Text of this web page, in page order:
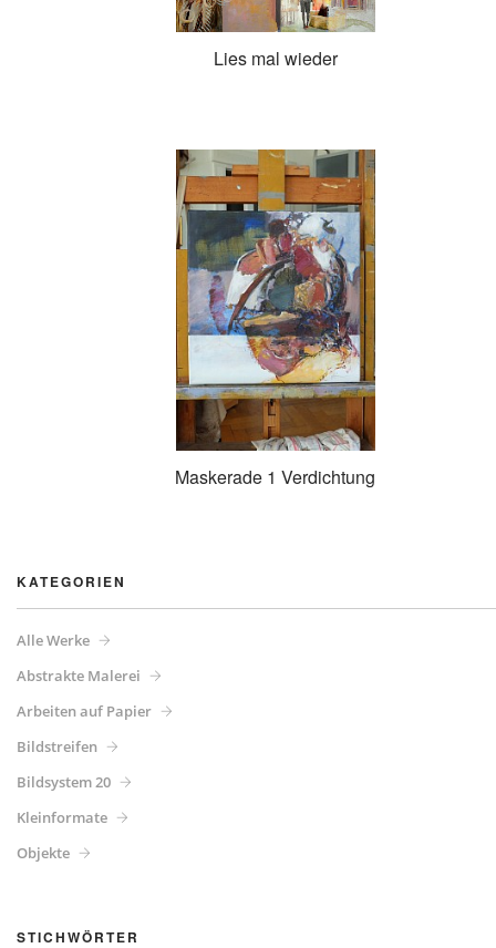
Lies mal wieder
Maskerade 1 Verdichtung
KATEGORIEN
Alle Werke
Abstrakte Malerei
Arbeiten auf Papier
Bildstreifen
Bildsystem 20
Kleinformate
Objekte
STICHWÖRTER